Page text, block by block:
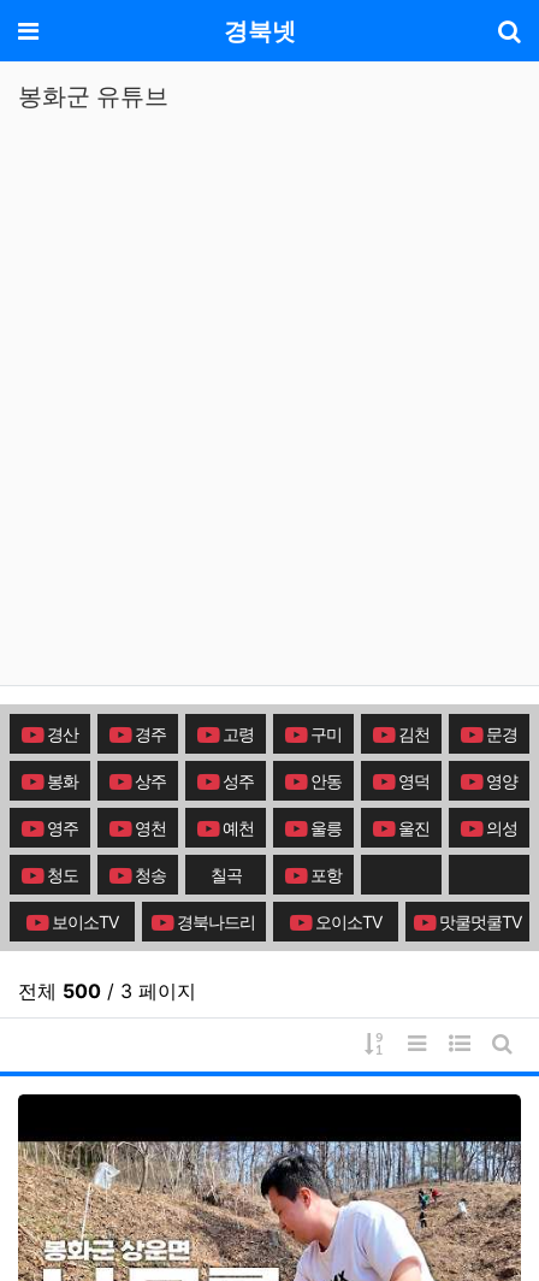
메뉴 경북넷
봉화군 유튜브
경산 경주 고령 구미 김천 문경
봉화 상주 성주 안동 영덕 영양
영주 영천 예천 울릉 울진 의성
청도 청송 칠곡 포항
보이소TV 경북나드리 오이소TV 맛쿨멋쿨TV
전체 500 / 3 페이지
게시물 정렬
리스트 스타일
웹진 스
게